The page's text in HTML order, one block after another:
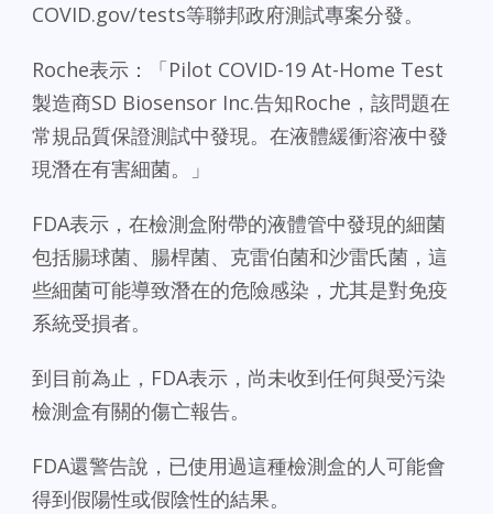
COVID.gov/tests等聯邦政府測試專案分發。
Roche表示：「Pilot COVID-19 At-Home Test
製造商SD Biosensor Inc.告知Roche，該問題在
常規品質保證測試中發現。在液體緩衝溶液中發
現潛在有害細菌。」
FDA表示，在檢測盒附帶的液體管中發現的細菌
包括腸球菌、腸桿菌、克雷伯菌和沙雷氏菌，這
些細菌可能導致潛在的危險感染，尤其是對免疫
系統受損者。
到目前為止，FDA表示，尚未收到任何與受污染
檢測盒有關的傷亡報告。
FDA還警告說，已使用過這種檢測盒的人可能會
得到假陽性或假陰性的結果。